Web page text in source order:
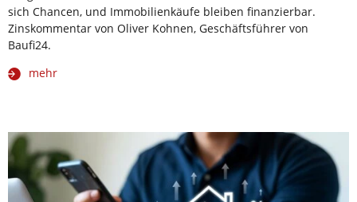
sich Chancen, und Immobilienkäufe bleiben finanzierbar.
Zinskommentar von Oliver Kohnen, Geschäftsführer von
Baufi24.
mehr